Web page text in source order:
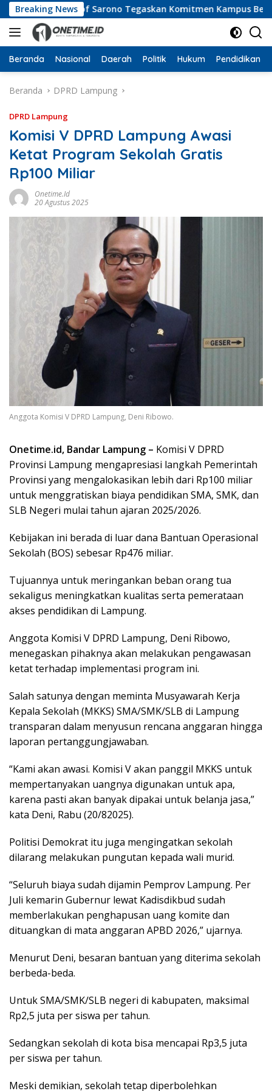
Langsung
ke
konten
Breaking News
Pesbar, Prof Sarono Tegaskan Komitmen Kampus
Beranda Nasional Daerah Politik Hukum Pendidikan
Beranda DPRD Lampung
DPRD Lampung
Komisi V DPRD Lampung Awasi
Ketat Program Sekolah Gratis
Rp100 Miliar
Onetime.id
20 Agustus 2025
Anggota Komisi V DPRD Lampung, Deni Ribowo.
Onetime.id, Bandar Lampung – Komisi V DPRD
Provinsi Lampung mengapresiasi langkah Pemerintah
Provinsi yang mengalokasikan lebih dari Rp100 miliar
untuk menggratiskan biaya pendidikan SMA, SMK, dan
SLB Negeri mulai tahun ajaran 2025/2026.
Kebijakan ini berada di luar dana Bantuan Operasional
Sekolah (BOS) sebesar Rp476 miliar.
Tujuannya untuk meringankan beban orang tua
sekaligus meningkatkan kualitas serta pemerataan
akses pendidikan di Lampung.
Anggota Komisi V DPRD Lampung, Deni Ribowo,
menegaskan pihaknya akan melakukan pengawasan
ketat terhadap implementasi program ini.
Salah satunya dengan meminta Musyawarah Kerja
Kepala Sekolah (MKKS) SMA/SMK/SLB di Lampung
transparan dalam menyusun rencana anggaran hingga
laporan pertanggungjawaban.
“Kami akan awasi. Komisi V akan panggil MKKS untuk
mempertanyakan uangnya digunakan untuk apa,
karena pasti akan banyak dipakai untuk belanja jasa,”
kata Deni, Rabu (20/82025).
Politisi Demokrat itu juga mengingatkan sekolah
dilarang melakukan pungutan kepada wali murid.
“Seluruh biaya sudah dijamin Pemprov Lampung. Per
Juli kemarin Gubernur lewat Kadisdikbud sudah
memberlakukan penghapusan uang komite dan
dituangkan di mata anggaran APBD 2026,” ujarnya.
Menurut Deni, besaran bantuan yang diterima sekolah
berbeda-beda.
Untuk SMA/SMK/SLB negeri di kabupaten, maksimal
Rp2,5 juta per siswa per tahun.
Sedangkan sekolah di kota bisa mencapai Rp3,5 juta
per siswa per tahun.
Meski demikian, sekolah tetap diperbolehkan